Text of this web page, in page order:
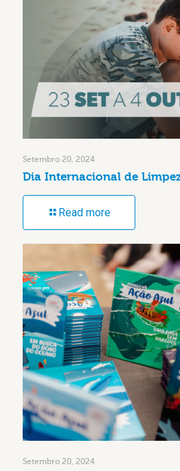
Setembro 20, 2024
Dia Internacional de
Read more
Setembro 20, 2024